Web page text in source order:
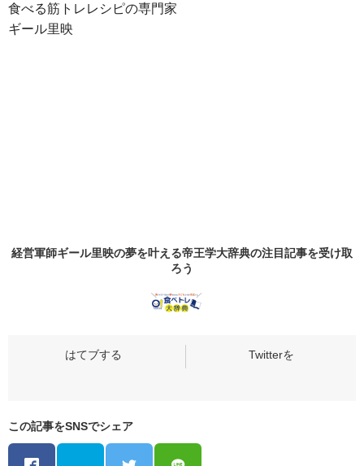
食べる筋トレレシピの専門家
ギール里映
経営軍師ギール里映の夢を叶える帝王学大辞典の注目記事を受け取
ろう
この記事をSNSでシェア